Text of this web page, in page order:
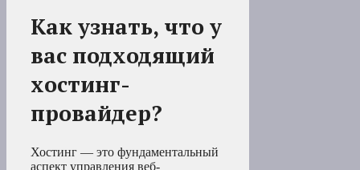
Как узнать, что у
вас подходящий
хостинг-
провайдер?
Хостинг — это фундаментальный
аспект управления веб-